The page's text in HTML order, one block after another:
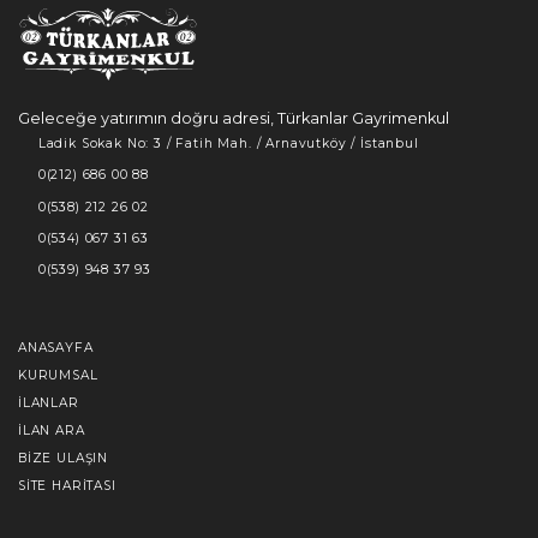
Geleceğe yatırımın doğru adresi, Türkanlar Gayrimenkul
Ladik Sokak No: 3 / Fatih Mah. / Arnavutköy / İstanbul
0(212) 686 00 88
0(538) 212 26 02
0(534) 067 31 63
0(539) 948 37 93
ANASAYFA
KURUMSAL
İLANLAR
İLAN ARA
BIZE ULAŞIN
SITE HARITASI